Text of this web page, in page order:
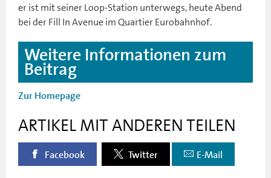
er ist mit seiner Loop-Station unterwegs, heute Abend
bei der Fill In Avenue im Quartier Eurobahnhof.
Weitere Informationen zum
Beitrag
Zur Homepage
ARTIKEL MIT ANDEREN TEILEN
Facebook Twitter E-Mail